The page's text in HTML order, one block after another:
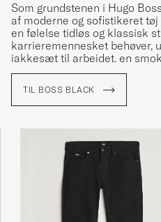
Som grundstenen i Hugo
af moderne og sofistikeret
en følelse tidløs og klassisk
karrieremennesket behøver,
jakkesæt til arbejdet, en
mere afslappet tøj til fritiden.
TIL BOSS BLACK